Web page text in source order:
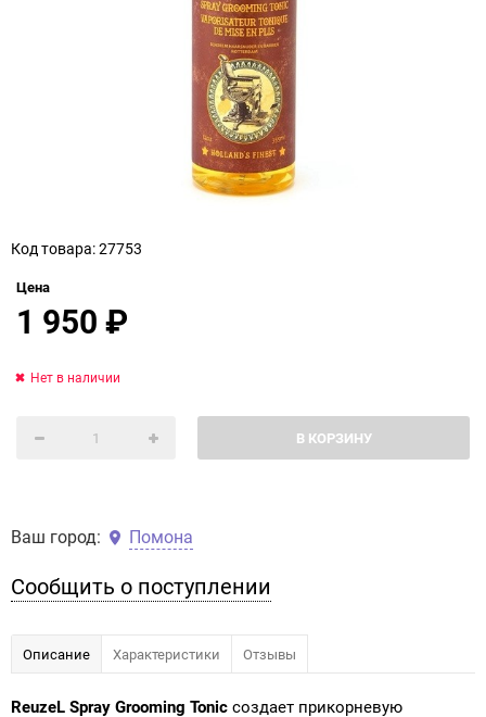
Код товара: 27753
Цена
1 950₽
В КОРЗИНУ
Нет в наличии
Ваш город: Помона
Сообщить о поступлении
Описание Характеристики Отзывы
ReuzeL Spray Grooming Tonic создает прикорневую